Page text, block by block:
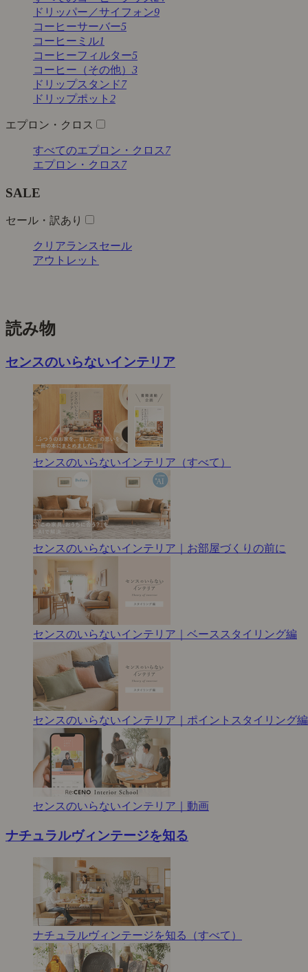
ドリッパー／サイフォン9
コーヒーサーバー5
コーヒーミル1
コーヒーフィルター5
コーヒー（その他） 3
ドリップスタンド7
ドリップポット 2
エプロン・クロス
すべてのエプロン・クロス 7
エプロン・クロス 7
SALE
セール・訳あり
クリアランスセール
アウトレット
読み物
センスのいらないインテリア
センスのいらないインテリア（すべて）
センスのいらないインテリア｜お部屋づくりの前に
センスのいらないインテリア｜ベーススタイリング編
センスのいらないインテリア｜ポイントスタイリング編
センスのいらないインテリア｜動画
ナチュラルヴィンテージを知る
ナチュラルヴィンテージを知る（すべて）